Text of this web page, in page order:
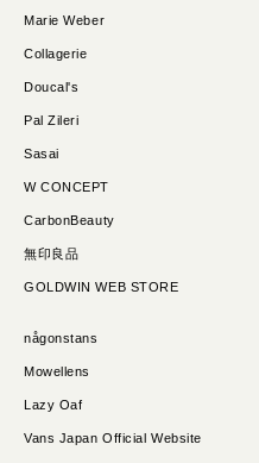
Marie Weber
Collagerie
Doucal's
Pal Zileri
Sasai
W CONCEPT
CarbonBeauty
無印良品
GOLDWIN WEB STORE
någonstans
Mowellens
Lazy Oaf
Vans Japan Official Website